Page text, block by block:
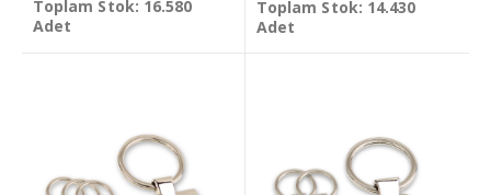
Toplam Stok: 16.580
Adet
Toplam Stok: 14.430
Adet